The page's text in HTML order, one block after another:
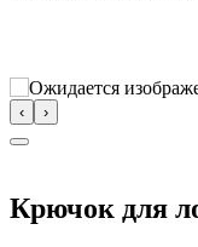
‹ ›
Крючок для